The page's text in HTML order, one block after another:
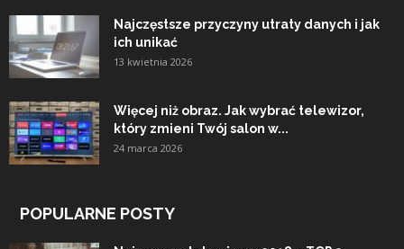
Najczęstsze przyczyny utraty danych i jak
ich unikać
13 kwietnia 2026
Więcej niż obraz. Jak wybrać telewizor,
który zmieni Twój salon w...
24 marca 2026
POPULARNE POSTY